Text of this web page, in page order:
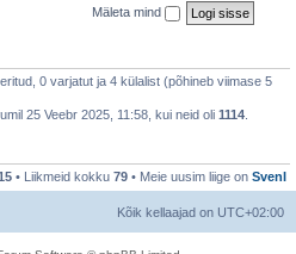
Mäleta mind
0 varjatut ja 4 külalist (põhineb viimase 5
25 Veebr 2025, 11:58, kui neid oli 1114
• Liikmeid kokku 79 • Meie uusim liige on SvenI
Kõik kellaajad on UTC+02:00